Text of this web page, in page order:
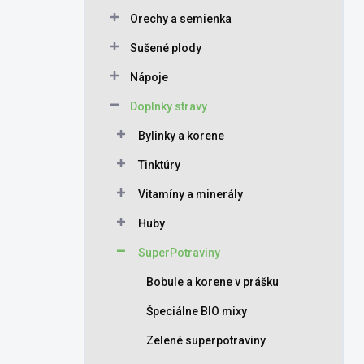
Orechy a semienka
Sušené plody
Nápoje
Doplnky stravy
Bylinky a korene
Tinktúry
Vitamíny a minerály
Huby
SuperPotraviny
Bobule a korene v prášku
Špeciálne BIO mixy
Zelené superpotraviny